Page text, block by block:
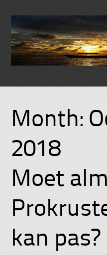
contentMonth:
2018
Moet
kan pas?